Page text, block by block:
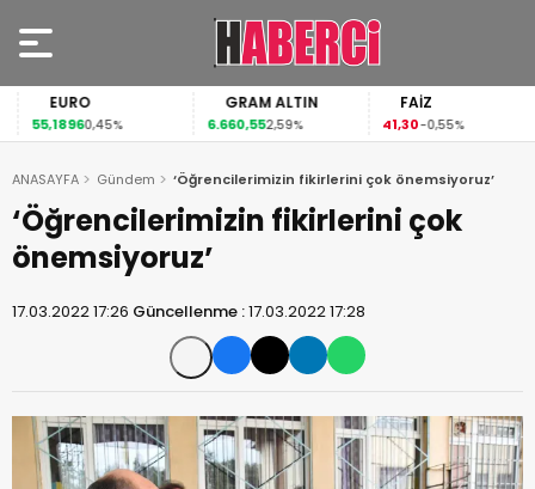
EURO
55,18960,45%
GRAM ALTIN
6.660,552,59%
FAİZ
41,30-0,55%
ANASAYFA Gündem ‘Öğrencilerimizin fikirlerini çok önemsiyoruz’
‘Öğrencilerimizin fikirlerini çok
önemsiyoruz’
17.03.2022 17:26 Güncellenme :17.03.2022 17:28